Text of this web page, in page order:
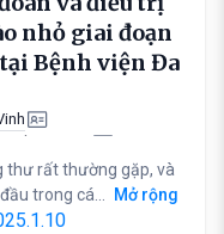
nhỏ giai đoạn
Bệnh viện Đa
Lê Hồng Quân
thư rất thường gặp, và
trong cá...
Mở rộng